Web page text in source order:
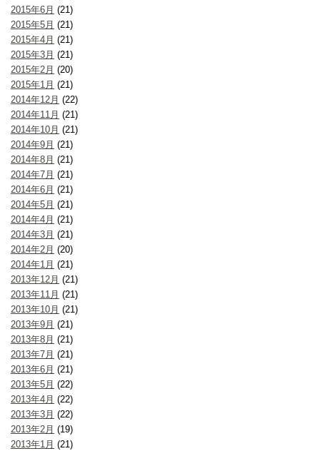
2015年6月 (21)
2015年5月 (21)
2015年4月 (21)
2015年3月 (21)
2015年2月 (20)
2015年1月 (21)
2014年12月 (22)
2014年11月 (21)
2014年10月 (21)
2014年9月 (21)
2014年8月 (21)
2014年7月 (21)
2014年6月 (21)
2014年5月 (21)
2014年4月 (21)
2014年3月 (21)
2014年2月 (20)
2014年1月 (21)
2013年12月 (21)
2013年11月 (21)
2013年10月 (21)
2013年9月 (21)
2013年8月 (21)
2013年7月 (21)
2013年6月 (21)
2013年5月 (22)
2013年4月 (22)
2013年3月 (22)
2013年2月 (19)
2013年1月 (21)